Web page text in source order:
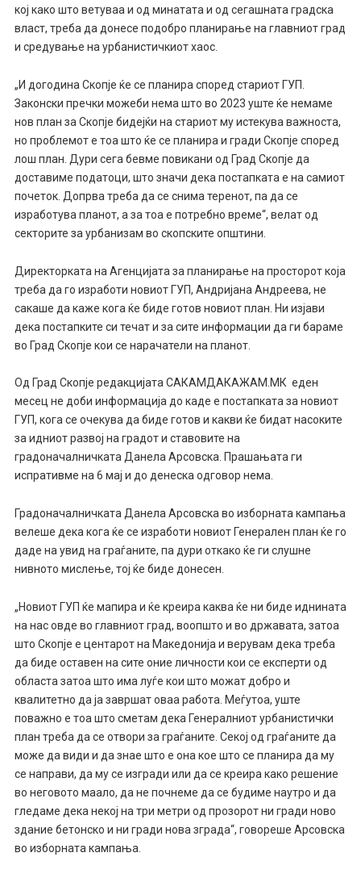
кој како што ветуваа и од минатата и од сегашната градска
власт, треба да донесе подобро планирање на главниот град
и средување на урбанистичкиот хаос.
„И догодина Скопје ќе се планира според стариот ГУП.
Законски пречки можеби нема што во 2023 уште ќе немаме
нов план за Скопје бидејќи на стариот му истекува важноста,
но проблемот е тоа што ќе се планира и гради Скопје според
лош план. Дури сега бевме повикани од Град Скопје да
доставиме податоци, што значи дека постапката е на самиот
почеток. Допрва треба да се снима теренот, па да се
изработува планот, а за тоа е потребно време“, велат од
секторите за урбанизам во скопските општини.
Директорката на Агенцијата за планирање на просторот која
треба да го изработи новиот ГУП, Андријана Андреева, не
сакаше да каже кога ќе биде готов новиот план. Ни изјави
дека постапките си течат и за сите информации да ги бараме
во Град Скопје кои се нарачатели на планот.
Од Град Скопје редакцијата САКАМДАКАЖАМ.МК еден
месец не доби информација до каде е постапката за новиот
ГУП, кога се очекува да биде готов и какви ќе бидат насоките
за идниот развој на градот и ставовите на
градоначалничката Данела Арсовска. Прашањата ги
испративме на 6 мај и до денеска одговор нема.
Градоначалничката Данела Арсовска во изборната кампања
велеше дека кога ќе се изработи новиот Генерален план ќе го
даде на увид на граѓаните, па дури откако ќе ги слушне
нивното мислење, тој ќе биде донесен.
„Новиот ГУП ќе мапира и ќе креира каква ќе ни биде иднината
на нас овде во главниот град, воопшто и во државата, затоа
што Скопје е центарот на Македонија и верувам дека треба
да биде оставен на сите оние личности кои се експерти од
областа затоа што има луѓе кои што можат добро и
квалитетно да ја завршат оваа работа. Меѓутоа, уште
поважно е тоа што сметам дека Генералниот урбанистички
план треба да се отвори за граѓаните. Секој од граѓаните да
може да види и да знае што е она кое што се планира да му
се направи, да му се изгради или да се креира како решение
во неговото маало, да не почнеме да се будиме наутро и да
гледаме дека некој на три метри од прозорот ни гради ново
здание бетонско и ни гради нова зграда“, говореше Арсовска
во изборната кампања.